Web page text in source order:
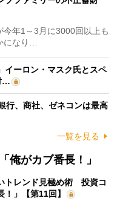
年1～3月に3000回以上も
になり…
イーロン・マスク氏とスペ
…
行、商社、ゼネコンは最高
一覧を見る
俺がカブ番長！」
トレンド見極め術 投資コ
！」【第11回】